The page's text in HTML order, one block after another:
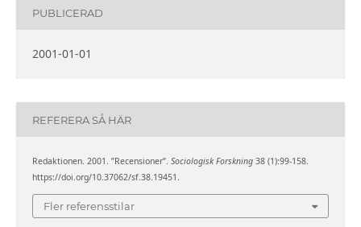
PUBLICERAD
2001-01-01
REFERERA SÅ HÄR
Redaktionen. 2001. ”Recensioner”. Sociologisk Forskning38 (1):99-158.
https://doi.org/10.37062/sf.38.19451.
Fler referensstilar